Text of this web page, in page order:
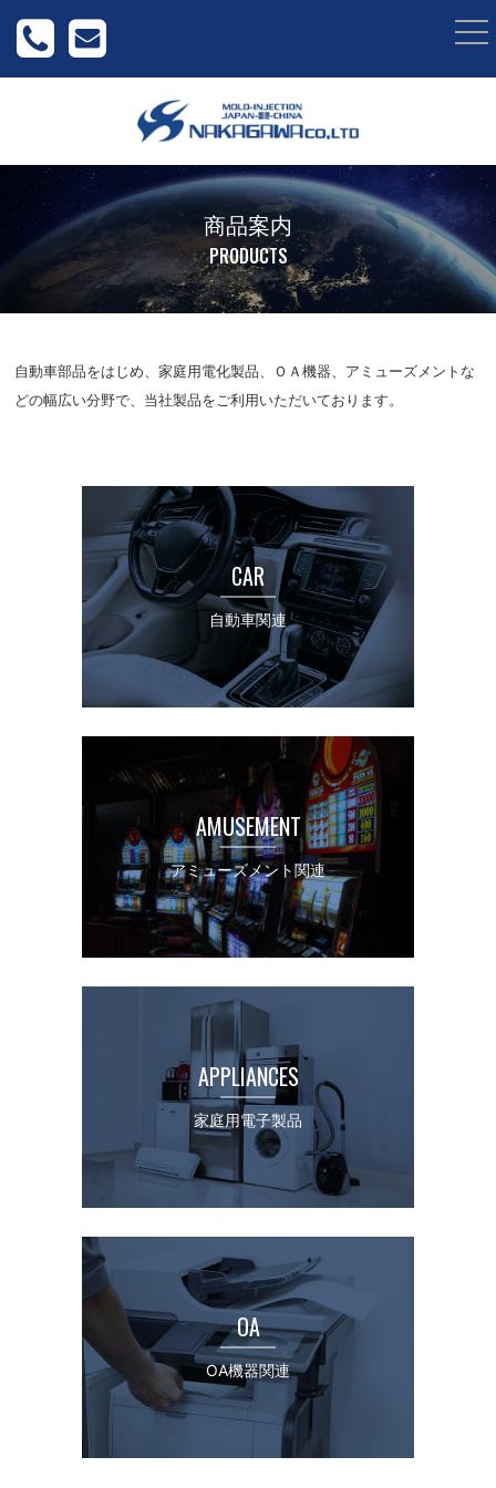
商品案内
PRODUCTS
自動車部品をはじめ、家庭用電化製品、ＯＡ機器、アミューズメントな
どの幅広い分野で、当社製品をご利用いただいております。
CAR
自動車関連
AMUSEMENT
アミューズメント関連
APPLIANCES
家庭用電子製品
OA
OA機器関連